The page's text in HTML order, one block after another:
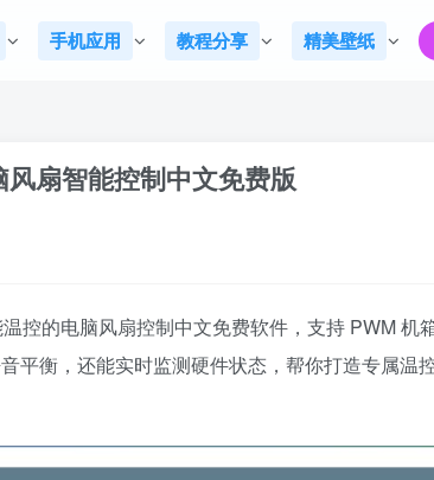
手机应用 教程分享 精美壁纸
扇智能控制中文免费版
控的电脑风扇控制中文免费软件，支持 PWM 机
平衡，还能实时监测硬件状态，帮你打造专属温